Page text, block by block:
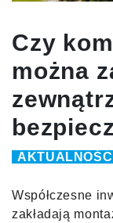
Czy
można
AKTUALNOŚCI
Współczesne
zakładają